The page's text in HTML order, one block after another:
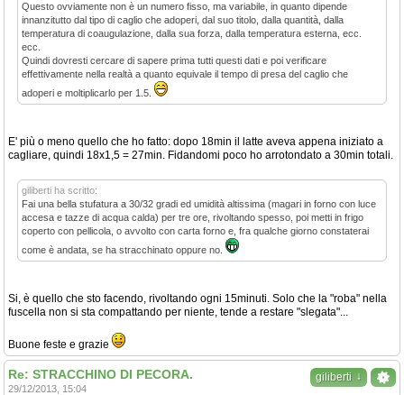
Questo ovviamente non è un numero fisso, ma variabile, in quanto dipende
innanzitutto dal tipo di caglio che adoperi, dal suo titolo, dalla quantità, dalla
temperatura di coaugulazione, dalla sua forza, dalla temperatura esterna, ecc.
ecc.
Quindi dovresti cercare di sapere prima tutti questi dati e poi verificare
effettivamente nella realtà a quanto equivale il tempo di presa del caglio che
adoperi e moltiplicarlo per 1.5.
E' più o meno quello che ho fatto: dopo 18min il latte aveva appena iniziato a
cagliare, quindi 18x1,5 = 27min. Fidandomi poco ho arrotondato a 30min totali.
giliberti ha scritto:
Fai una bella stufatura a 30/32 gradi ed umidità altissima (magari in forno con luce
accesa e tazze di acqua calda) per tre ore, rivoltando spesso, poi metti in frigo
coperto con pellicola, o avvolto con carta forno e, fra qualche giorno constaterai
come è andata, se ha stracchinato oppure no.
Si, è quello che sto facendo, rivoltando ogni 15minuti. Solo che la "roba" nella
fuscella non si sta compattando per niente, tende a restare "slegata"...
Buone feste e grazie
giliberti ↓
Re: STRACCHINO DI PECORA.
29/12/2013, 15:04